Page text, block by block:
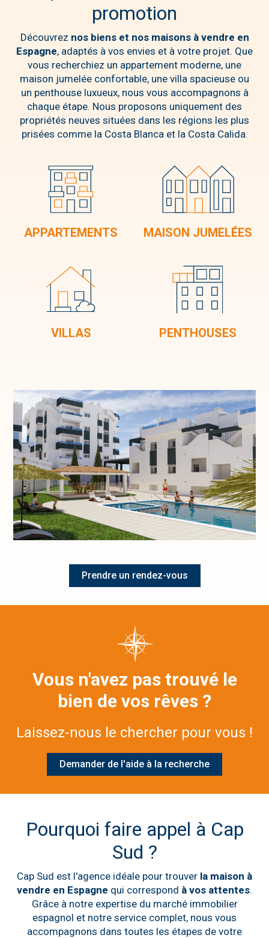
promotion
Découvrez nos biens et nos maisons à vendre en
Espagne, adaptés à vos envies et à votre projet. Que
vous recherchiez un appartement moderne, une
maison jumelée confortable, une villa spacieuse ou
un penthouse luxueux, nous vous accompagnons à
chaque étape. Nous proposons uniquement des
propriétés neuves situées dans les régions les plus
prisées comme la Costa Blanca et la Costa Calida.
APPARTEMENTS MAISON JUMELÉES
VILLAS PENTHOUSES
Prendre un rendez-vous
Vous n'avez pas trouvé le
bien de vos rêves ?
Laissez-nous le chercher pour vous !
Demander de l'aide à la recherche
Pourquoi faire appel à Cap
Sud ?
Cap Sud est l'agence idéale pour trouver la maison à
vendre en Espagne qui correspond à vos attentes.
Grâce à notre expertise du marché immobilier
espagnol et notre service complet, nous vous
accompagnons dans toutes les étapes de votre